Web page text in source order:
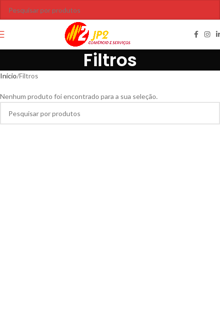
Filtros
Início Filtros
Nenhum produto foi encontrado para a sua seleção.